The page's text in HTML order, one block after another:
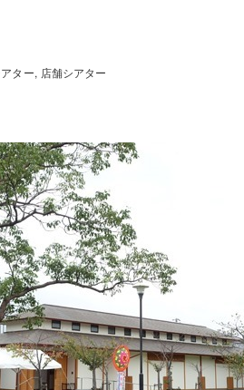
ター 店舗シアター